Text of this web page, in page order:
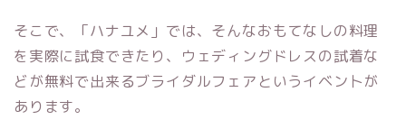
そこで、「ハナユメ」では、そんなおもてなしの料理
を実際に試食できたり、ウェディング ドレスの試着な
どが無料で出来るブライダルフェアというイベン卜が
あります。